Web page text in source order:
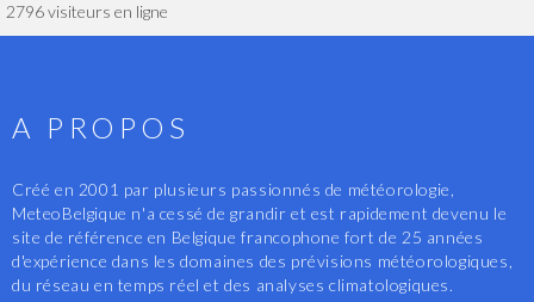
2796 visiteurs en ligne
A PROPOS
Créé en 2001 par plusieurs passionnés de météorologie,
MeteoBelgique n'a cessé de grandir et est rapidement devenu le
site de référence en Belgique francophone fort de 25 années
d'expérience dans les domaines des prévisions météorologiques,
du réseau en temps réel et des analyses climatologiques.